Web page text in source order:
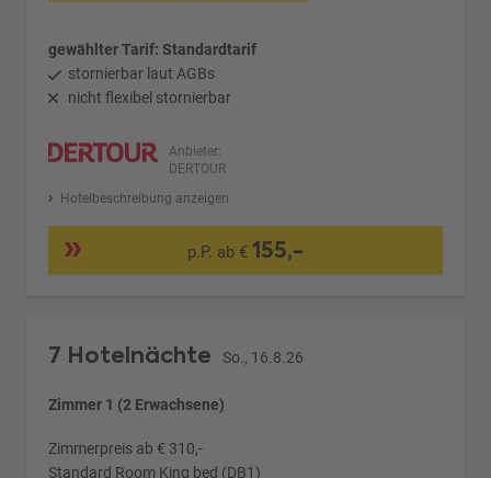
gewählter Tarif: Standardtarif
stornierbar laut AGBs
nicht flexibel stornierbar
Anbieter:
DERTOUR
Hotelbeschreibung anzeigen
p.P. ab € 155,-
7 Hotelnächte So., 16.8.26
Zimmer 1 (2 Erwachsene)
Zimmerpreis ab € 310,-
Standard Room King bed (DB1)